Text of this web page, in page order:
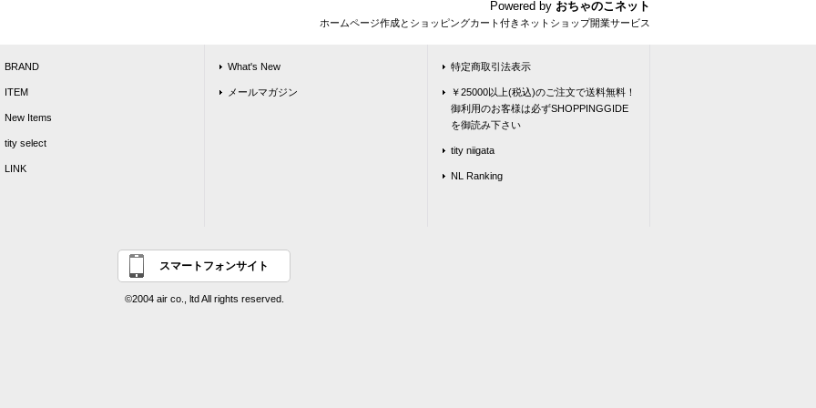
Powered by おちゃのこネット
ホームページ作成とショッピングカート付きネットショップ開業サービス
BRAND
ITEM
New Items
tity select
LINK
What's New
メールマガジン
特定商取引法表示
￥25000以上(税込)のご注文で送料無料！
御利用のお客様は必ずSHOPPINGGIDE
を御読み下さい
tity niigata
NL Ranking
スマートフォンサイト
©2004 air co., ltd All rights reserved.